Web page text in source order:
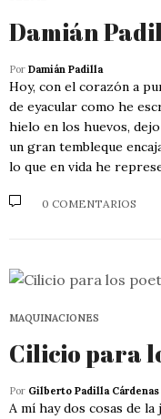
Damián
Por Damián Padilla
Hoy, con el corazón a
de eyacular como he
hielo en los huevos,
un gran tembleque
lo que en vida he
0 COMENTARIOS
MAQUINACIONES
Cilicio para
Por Gilberto Padilla Cárdenas
A mí hay dos cosas de la